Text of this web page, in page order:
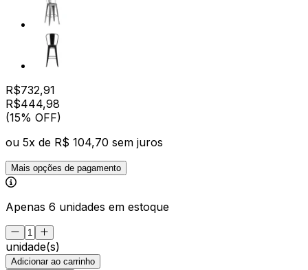
R$732,91
R$444,98
(15% OFF)
ou 5x de R$ 104,70 sem juros
Mais opções de pagamento
Apenas 6 unidades em estoque
unidade(s)
Adicionar ao carrinho